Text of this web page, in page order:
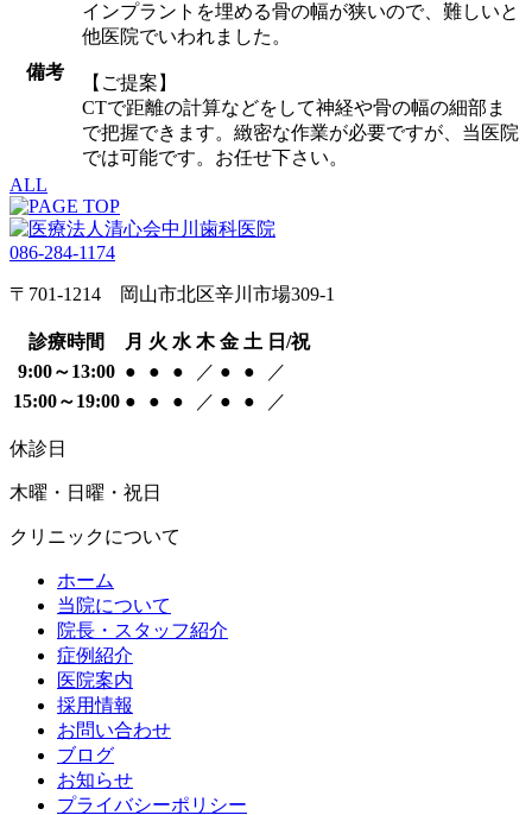
備考
インプラントを埋める骨の幅が狭いので、難しいと
他医院でいわれました。
【ご提案】
CTで距離の計算などをして神経や骨の幅の細部ま
で把握できます。緻密な作業が必要ですが、当医院
では可能です。お任せ下さい。
ALL
086-284-1174
〒701-1214 岡山市北区辛川市場309-1
診療時間 月 火 水 木 金 土 日/祝
9:00～13:00 ● ● ● ／ ● ●
／
15:00～19:00 ● ● ● ／ ● ● ／
休診日
木曜・日曜・祝日
クリニックについて
ホーム
当院について
院長・スタッフ紹介
症例紹介
医院案内
採用情報
お問い合わせ
ブログ
お知らせ
プライバシーポリシー